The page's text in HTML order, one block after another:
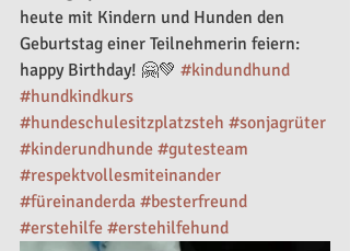
heute mit Kindern und Hunden den
Geburtstag einer Teilnehmerin feiern:
happy Birthday! 🤗💚 #kindundhund
#hundkindkurs
#hundeschulesitzplatzsteh #sonjagrüter
#kinderundhunde #gutesteam
#respektvollesmiteinander
#füreinanderda #besterfreund
#erstehilfe #erstehilfehund